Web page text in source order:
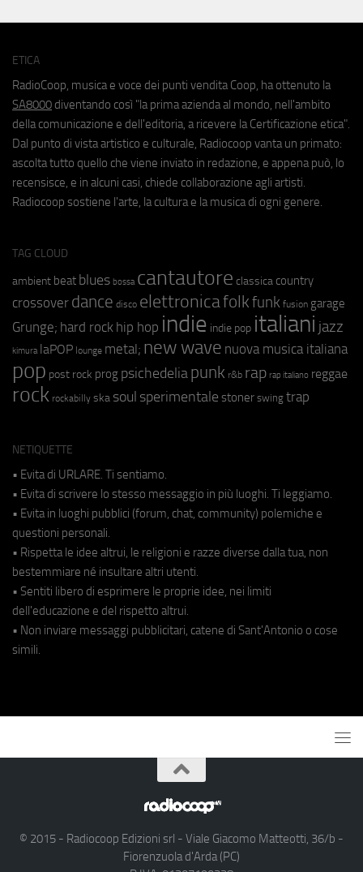
ETICA
RadioCoop, musica e voce dei punti vendita Coop, ha ottenuto la
SA8000 diventando così "la prima azienda al mondo, nell'ambito
della comunicazione e dell'editoria, a ricevere la Certificazione etica".
Dal punto di vista artistico e culturale, Radiocoop vanta un primato:
ascolta tutto quello che viene inviato in redazione, e appena può, lo
recensisce, e in alcuni casi, chiede collaborazione agli artisti.
Radiocoop sostiene l'arte, la cultura e la musica di ogni genere.
TAG CLOUD
ambient beat blues bossa cantautore classica country
crossover dance disco elettronicafolkfunk fusion garage
Grunge; hard rock hip hop indie indie pop italiani jazz
kimura laPOP lounge metal; new wave nuova musica italiana
pop post rock prog psichedeliapunk r&b rap rap italiano reggae
rock rockabilly ska soul sperimentale stoner swing trap
NETIQUETTE
• Evita di URLARE. Ti sentiamo.
• Evita di scrivere lo stesso messaggio in più luoghi. Ti leggiamo.
• Evita in luoghi pubblici (forum, chat, community) polemiche e
questioni personali.
• Rispetta le idee altrui, le religioni e razze diverse dalla tua, non
bestemmiare né insultare altri utenti.
• Sentiti libero di esprimere le proprie idee, nei limiti
dell'educazione e del rispetto altrui.
• Non inviare messaggi pubblicitari, catene di Sant'Antonio o cose
simili.
© 2015 - Radiocoop Edizioni srl - Viale Giacomo Matteotti, 36/b -
Fiorenzuola d'Arda (PC)